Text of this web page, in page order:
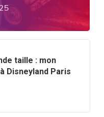
taille : mon
Disneyland Paris